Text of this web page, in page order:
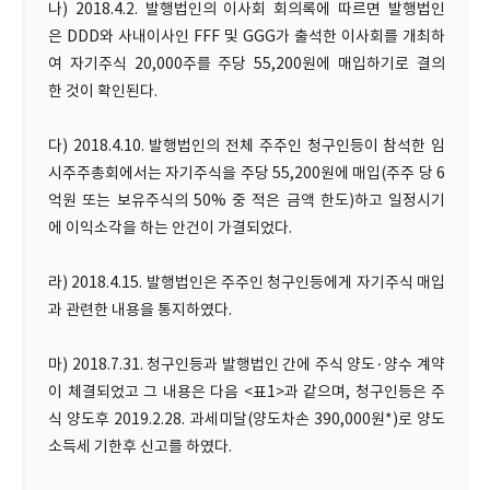
나) 2018.4.2. 발행법인의 이사회 회의록에 따르면 발행법인
은 DDD와 사내이사인 FFF 및 GGG가 출석한 이사회를 개최하
여 자기주식 20,000주를 주당 55,200원에 매입하기로 결의
한 것이 확인된다.
다) 2018.4.10. 발행법인의 전체 주주인 청구인등이 참석한 임
시주주총회에서는 자기주식을 주당 55,200원에 매입(주주 당 6
억원 또는 보유주식의 50% 중 적은 금액 한도)하고 일정시기
에 이익소각을 하는 안건이 가결되었다.
라) 2018.4.15. 발행법인은 주주인 청구인등에게 자기주식 매입
과 관련한 내용을 통지하였다.
마) 2018.7.31. 청구인등과 발행법인 간에 주식 양도·양수 계약
이 체결되었고 그 내용은 다음 <표1>과 같으며, 청구인등은 주
식 양도후 2019.2.28. 과세미달(양도차손 390,000원*)로 양도
소득세 기한후 신고를 하였다.